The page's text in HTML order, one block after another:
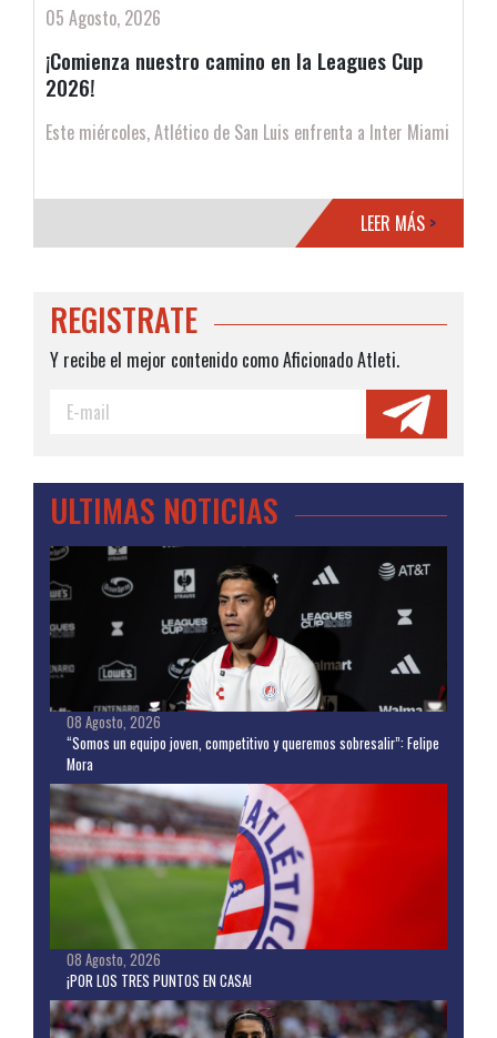
REGISTRATE
Y recibe el mejor contenido como Aficionado Atleti.
ULTIMAS NOTICIAS
08 Agosto, 2026
“Somos un equipo joven, competitivo y queremos sobresalir”: Felipe
Mora
08 Agosto, 2026
¡POR LOS TRES PUNTOS EN CASA!
05 Agosto, 2026
¡Comienza nuestro camino en la Leagues Cup
2026!
Este miércoles, Atlético de San Luis enfrenta a Inter Miami
LEER MÁS >